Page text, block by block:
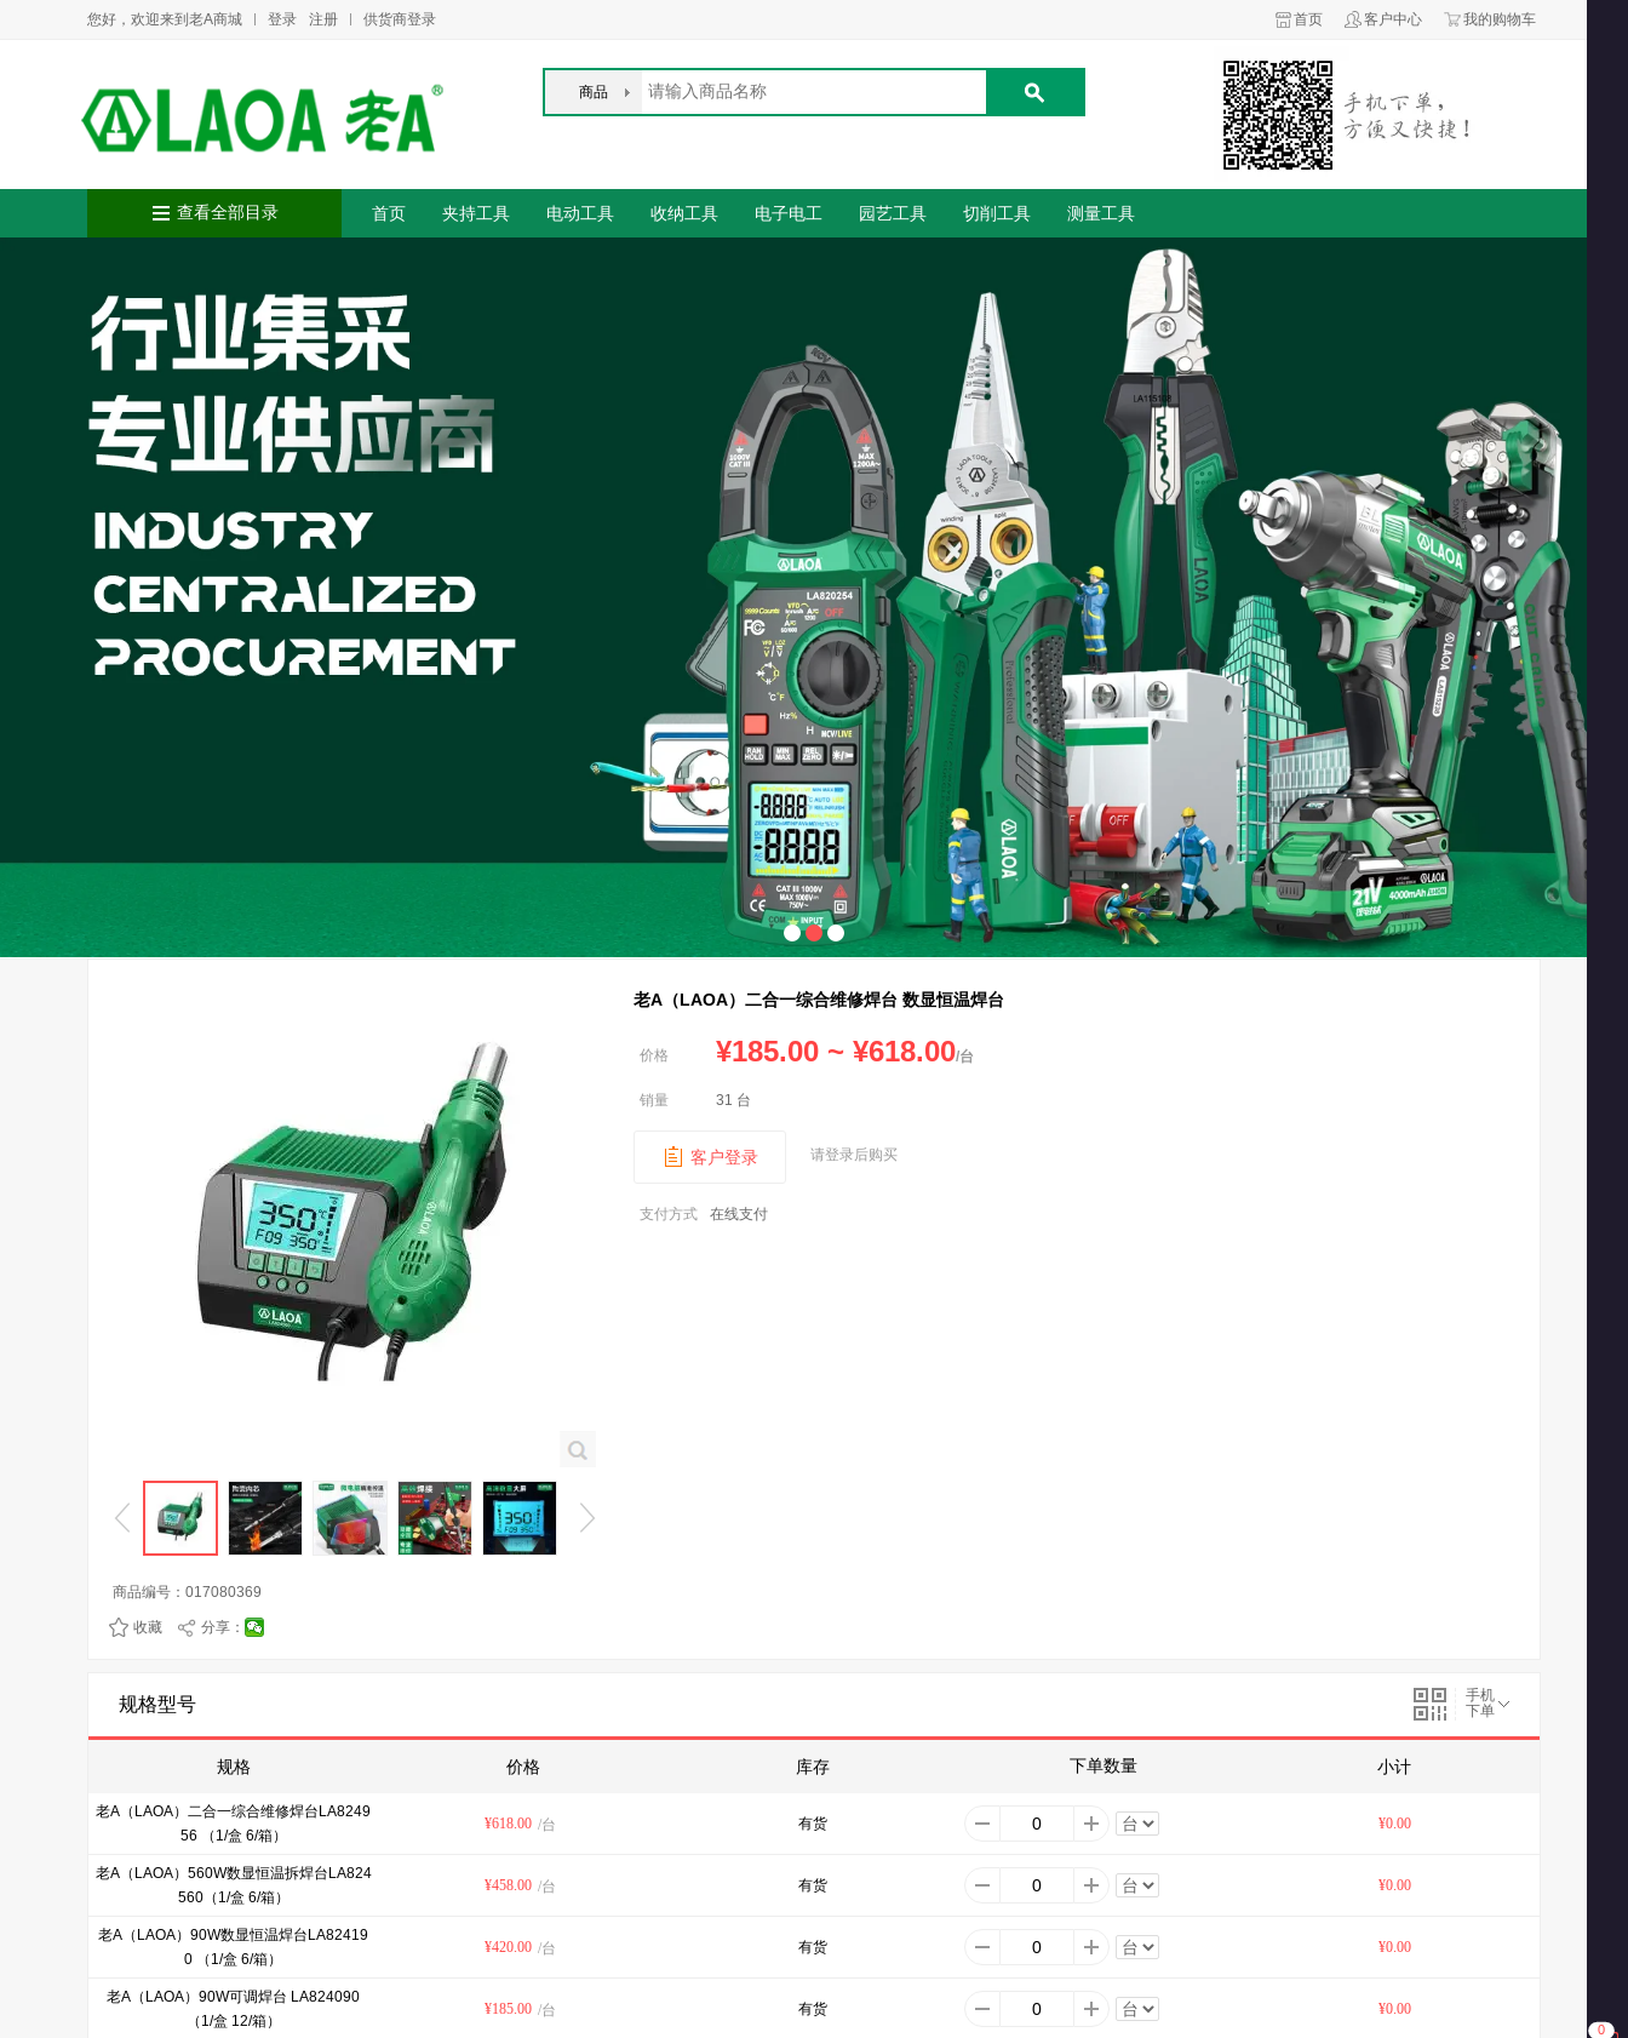
您好，欢迎来到老A商城 登录 注册 供货商登录 首页 客户中心 我的购物车
商品
查看全部目录 首页 夹持工具 电动工具 收纳工具 电子电工 园艺工具 切削工具 测量工具
商品编号： 017080369
收藏 分享：
老A（LAOA）二合一综合维修焊台 数显恒温焊台
价格 ¥185.00 ~ ¥618.00/台
销量 31 台
客户登录 请登录后购买
支付方式 在线支付
规格型号
手机
下单
规格 价格 库存 下单数量 小计
老A（LAOA）二合一综合维修焊台LA8249
56 （1/盒 6/箱）
¥618.00 /台 有货 ¥0.00
老A（LAOA）560W数显恒温拆焊台LA824
560（1/盒 6/箱）
¥458.00 /台 有货 ¥0.00
老A（LAOA）90W数显恒温焊台LA82419
0 （1/盒 6/箱）
¥420.00 /台 有货 ¥0.00
老A（LAOA）90W可调焊台 LA824090
（1/盒 12/箱）
¥185.00 /台 有货 ¥0.00
0